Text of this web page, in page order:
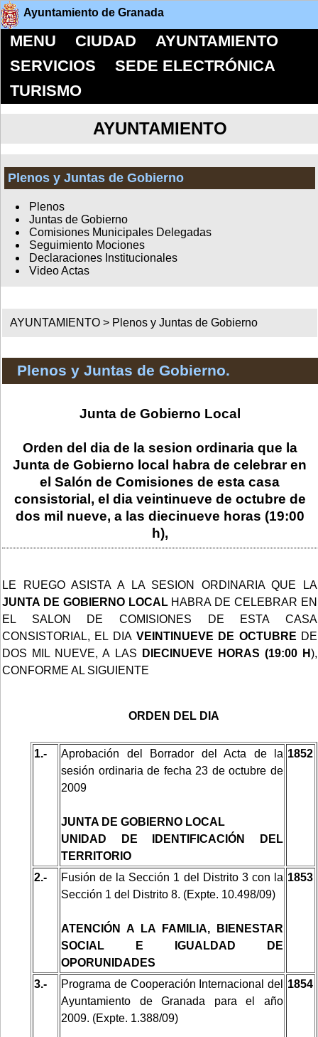
Ayuntamiento de Granada
MENU CIUDAD
AYUNTAMIENTO
SERVICIOS
SEDE ELECTRÓNICA
TURISMO
AYUNTAMIENTO
Plenos y Juntas de Gobierno
Plenos
Juntas de Gobierno
Comisiones Municipales Delegadas
Seguimiento Mociones
Declaraciones Institucionales
Video Actas
AYUNTAMIENTO > Plenos y Juntas de Gobierno
Plenos y Juntas de Gobierno.
Junta de Gobierno Local
Orden del dia de la sesion ordinaria que la
Junta de Gobierno local habra de celebrar en
el Salón de Comisiones de esta casa
consistorial, el dia veintinueve de octubre de
dos mil nueve, a las diecinueve horas (19:00
h),
LE RUEGO ASISTA A LA SESION ORDINARIA QUE LA
JUNTA DE GOBIERNO LOCAL HABRA DE CELEBRAR EN
EL SALON DE COMISIONES DE ESTA CASA
CONSISTORIAL, EL DIAVEINTINUEVE DE OCTUBRE DE
DOS MIL NUEVE, A LAS DIECINUEVE HORAS (19:00 H),
CONFORME AL SIGUIENTE
ORDEN DEL DIA
1.-
Aprobación del Borrador del Acta de la
sesión ordinaria de fecha 23 de octubre de
2009
JUNTA DE GOBIERNO LOCAL
UNIDAD DE IDENTIFICACIÓN DEL
TERRITORIO
1852
2.-
Fusión de la Sección 1 del Distrito 3 con la
Sección 1 del Distrito 8. (Expte. 10.498/09)
ATENCIÓN A LA FAMILIA, BIENESTAR
SOCIAL E IGUALDAD DE
OPORUNIDADES
1853
3.-
Programa de Cooperación Internacional del
Ayuntamiento de Granada para el año
2009. (Expte. 1.388/09)
1854